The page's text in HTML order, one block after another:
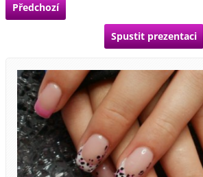
Předchozí
Spustit prezentaci